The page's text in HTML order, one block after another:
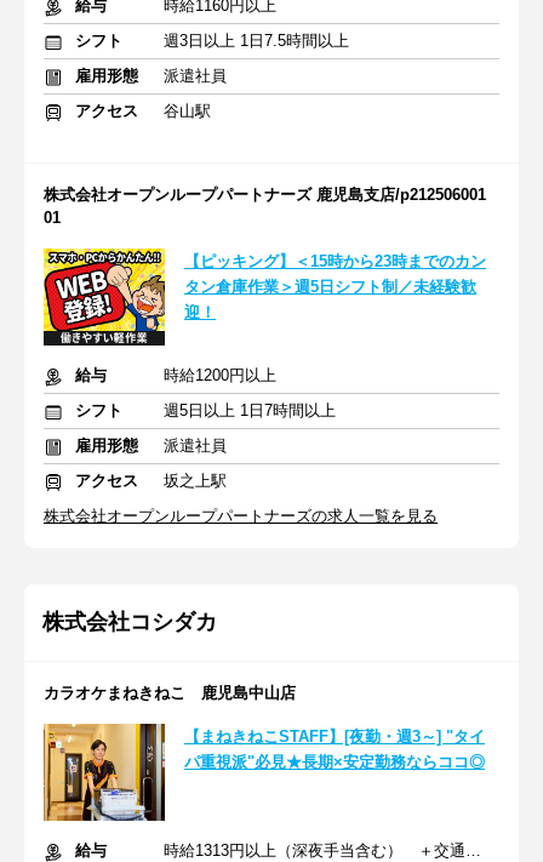
給与
時給1160円以上
シフト
週3日以上 1日7.5時間以上
雇用形態
派遣社員
アクセス
谷山駅
株式会社オープンループパートナーズ 鹿児島支店/p212506001
01
【ピッキング】＜15時から23時までのカン
タン倉庫作業＞週5日シフト制／未経験歓
迎！
給与
時給1200円以上
シフト
週5日以上 1日7時間以上
雇用形態
派遣社員
アクセス
坂之上駅
株式会社オープンループパートナーズの求人一覧を見る
株式会社コシダカ
カラオケまねきねこ 鹿児島中山店
【まねきねこSTAFF】[夜勤・週3～] "タイ
パ重視派"必見★長期×安定勤務ならココ◎
給与 時給1313円以上（深夜手当含む） ＋交通費支給